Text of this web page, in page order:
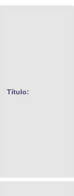
Planalto
Título: